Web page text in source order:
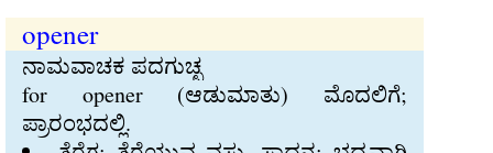
opener
ನಾಮವಾಚಕ ಪದಗುಚ್ಛ
for opener (ಆಡುಮಾತು) ಮೊದಲಿಗೆ;
ಪ್ರಾರಂಭದಲ್ಲಿ.